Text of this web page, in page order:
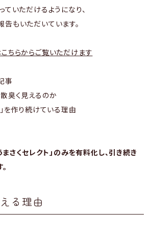
ていただけるようになり、
もいただいています。
ちらからご覧いただけます
事
臭く見えるのか
を作り続けている理由
さくセレクト」のみを有料化し、引き続き
る理由